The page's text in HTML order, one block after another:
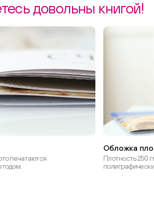
довольны книгой!
печатаются
Обложка
Плотность 250